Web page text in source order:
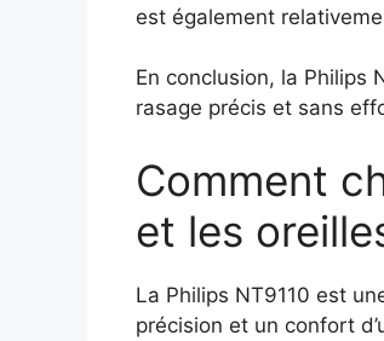
est également
En conclusion, la Philips
rasage précis et sans
Comment
et les
La Philips NT9110 est
précision et un confort